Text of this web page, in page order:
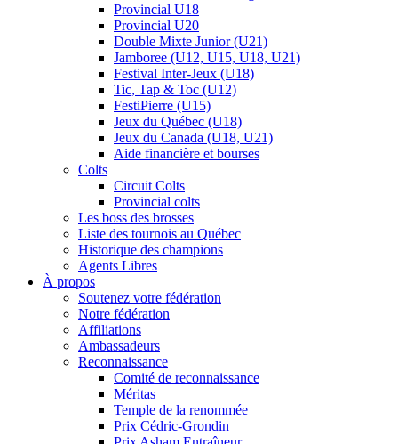
Provincial U18
Provincial U20
Double Mixte Junior (U21)
Jamboree (U12, U15, U18, U21)
Festival Inter-Jeux (U18)
Tic, Tap & Toc (U12)
FestiPierre (U15)
Jeux du Québec (U18)
Jeux du Canada (U18, U21)
Aide financière et bourses
Colts
Circuit Colts
Provincial colts
Les boss des brosses
Liste des tournois au Québec
Historique des champions
Agents Libres
À propos
Soutenez votre fédération
Notre fédération
Affiliations
Ambassadeurs
Reconnaissance
Comité de reconnaissance
Méritas
Temple de la renommée
Prix Cédric-Grondin